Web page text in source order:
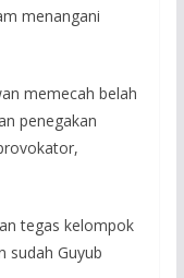
menangani
memecah belah
penegakan
tegas kelompok
sudah Guyub